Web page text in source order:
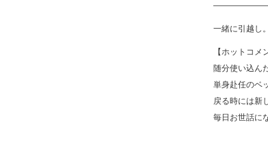
一緒に引越し
【ホットコメ
随分使い込ん
単身赴任のベ
戻る時には新
毎日お世話に